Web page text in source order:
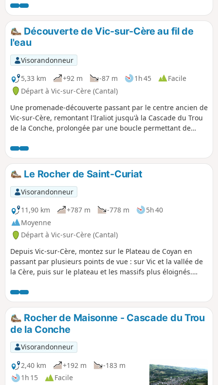
traverserez le bourg de Polminhac et les
hameaux de Comblat, Vixouze et Olmet.
Elle emprunte des petites routes
agréables au relief légèrement marqué
des deux côtés de la vallée. Avec un vélo
électrique, la randonnée n'en sera que
plus accessible et plus courte. Attention
cependant aux deux traversées de la
N 122 !
Découverte de Vic-sur-Cère au fil de
l'eau
Visorandonneur
5,33 km
+92 m -87 m 1h 45
Facile
Départ à Vic-sur-Cère (Cantal)
Une promenade-découverte passant par le centre ancien de
Vic-sur-Cère, remontant l'Iraliot jusqu'à la Cascade du Trou
de la Conche, prolongée par une boucle permettant de
minérale oubliée.
Le Rocher de Saint-Curiat
Visorandonneur
11,90 km
+787 m -778 m
5h 40
Moyenne
Départ à Vic-sur-Cère (Cantal)
Depuis Vic-sur-Cère, montez sur le Plateau de Coyan en
passant par plusieurs points de vue : sur Vic et la vallée de
la Cère, puis sur le plateau et les massifs plus éloignés.
ermitage et la Grotte des Anglais, ancien abri pour les
huguenots. En 2023, sentier entre (8) et (2) passant par le
Grotte des Anglais, interdit pour cause d'éboulement. Il est
toujours possible, jusqu'à indication contraire, de faire un
aller-retour jusqu'en (7) ou (8)
Rocher de Maisonne - Cascade du Trou
de la Conche
Visorandonneur
2,40 km
+192 m
-183 m
1h 15
Facile